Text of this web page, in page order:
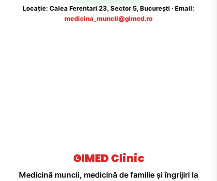
Locație: Calea Ferentari 23, Sector 5, București · Email:
medicina_muncii@gimed.ro
GIMED Clinic
Medicină muncii, medicină de familie și îngrijiri la